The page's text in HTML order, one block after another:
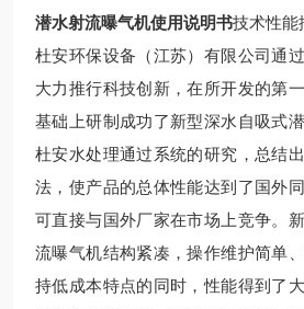
潜水射流曝气机使用说明书技术性能
杜安环保设备（江苏）有限公司通
大力推行科技创新，在所开发的第
基础上研制成功了新型深水自吸式
杜安水处理通过系统的研究，总结
法，使产品的总体性能达到了国外
可直接与国外厂家在市场上竞争。
流曝气机结构紧凑，操作维护简单
持低成本特点的同时，性能得到了